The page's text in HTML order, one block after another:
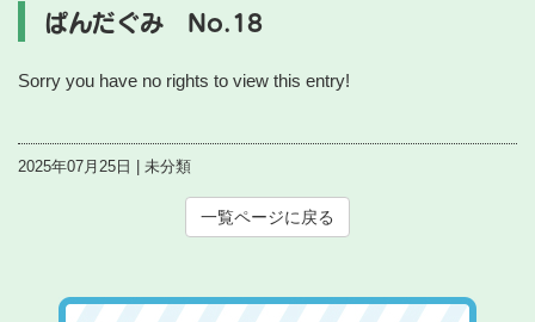
ぱんだぐみ No.18
Sorry you have no rights to view this entry!
2025年07月25日 | 未分類
一覧ページに戻る